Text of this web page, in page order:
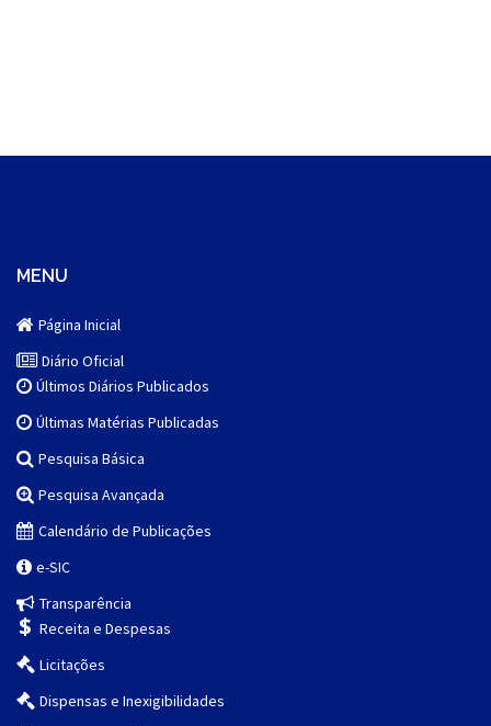
MENU
Página Inicial
Diário Oficial
Últimos Diários Publicados
Últimas Matérias Publicadas
Pesquisa Básica
Pesquisa Avançada
Calendário de Publicações
e-SIC
Transparência
Receita e Despesas
Licitações
Dispensas e Inexigibilidades